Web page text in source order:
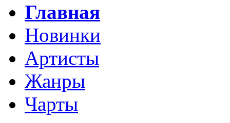
Главная
Новинки
Артисты
Жанры
Чарты